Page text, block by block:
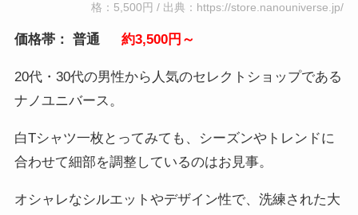
格：5,500円 / 出典：https://store.nanouniverse.jp/
価格帯： 普通 約3,500円～
20代・30代の男性から人気のセレクトショップである
ナノユニバース。
白Tシャツ一枚とってみても、シーズンやトレンドに
合わせて細部を調整しているのはお見事。
オシャレなシルエットやデザイン性で、洗練された大